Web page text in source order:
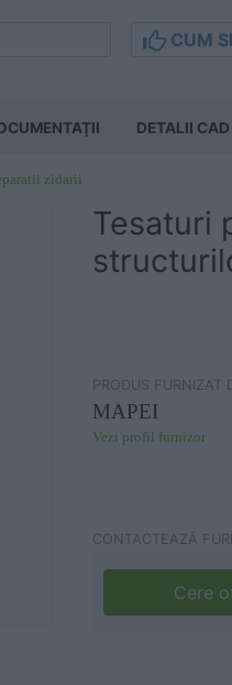
CUM
DETALII CAD
zidarii
Tesaturi
PRODUS FURNIZAT
MAPEI
Vezi profil furnizor
CONTACTEAZĂ
Cere